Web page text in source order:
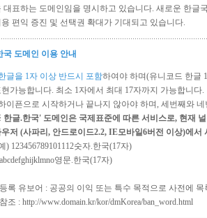
대표하는 도메인임을 명시하고 있습니다. 새로운 한글
용 편익 증진 및 선택권 확대가 기대되고 있습니다.
국 도메인 이용 안내
글을 1자 이상 반드시 포함하여야 하며(유니코드 한글
현가능합니다. 최소 1자에서 최대 17자까지 가능합니다.
이픈으로 시작하거나 끝나지 않아야 하며, 세번째와
글.한국' 도메인은 국제표준에 따른 서비스로, 현재
우저 (사파리, 안드로이드2.2, IE모바일6버전 이상)에서
) 123456789101112숫자.한국(17자)
영문.한국(17자)
록 유보어 : 공공의 이익 또는 특수 목적으로 사전에
조 : http://www.domain.kr/kor/dmKorea/ban_word.html